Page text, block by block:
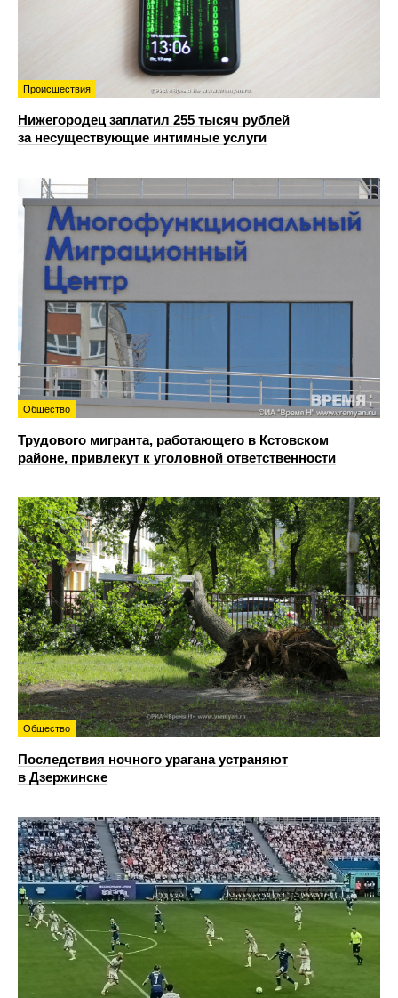
Происшествия
Нижегородец заплатил 255 тысяч рублей
за несуществующие интимные услуги
Общество
Трудового мигранта, работающего в Кстовском
районе, привлекут к уголовной ответственности
Общество
Последствия ночного урагана устраняют
в Дзержинске